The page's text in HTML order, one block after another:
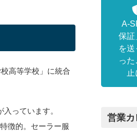
高等学校」に統合
っています。
徴的。セーラー服
A-
保証
を
っ
営業